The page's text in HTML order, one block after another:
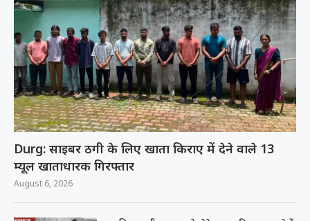
Durg: साइबर ठगी के लिए खाता किराए में देने वाले 13
म्यूल खाताधारक गिरफ्तार
August 6, 2026